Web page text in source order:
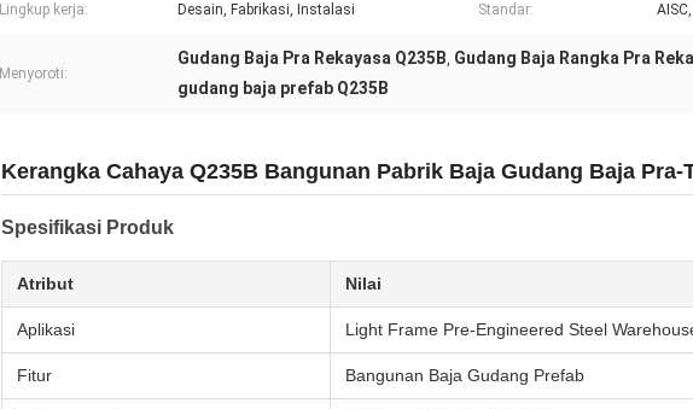
Lingkup kerja: Desain, Fabrikasi, Instalasi Standar:
Menyoroti:
Gudang Baja Pra Rekayasa Q235B, Gudang Baja Rangka Pra
gudang baja prefab Q235B
Kerangka Cahaya Q235B Bangunan Pabrik Baja Gudang Baja Pra-
Spesifikasi Produk
Atribut Nilai
Aplikasi Light Frame Pre-Engineered Steel
Fitur Bangunan Baja Gudang Prefab